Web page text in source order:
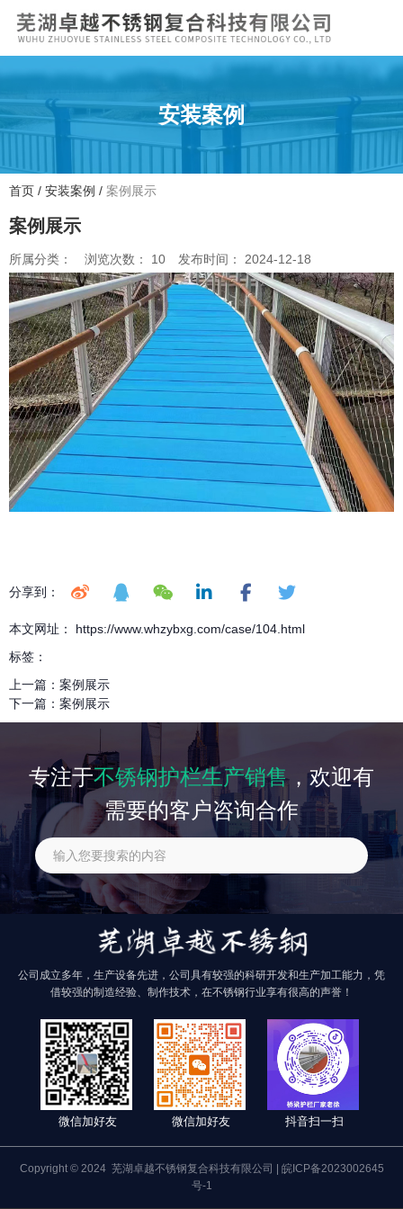
安装案例
首页 / 安装案例 / 案例展示
案例展示
所属分类： 浏览次数： 10 发布时间： 2024-12-18
分享到：
本文网址： https://www.whzybxg.com/case/104.html
标签：
上一篇： 案例展示
下一篇： 案例展示
专注于不锈钢护栏生产销售，欢迎有
需要的客户咨询合作
公司成立多年，生产设备先进，公司具有较强的科研开发和生产加工能力，凭
借较强的制造经验、制作技术，在不锈钢行业享有很高的声誉！
微信加好友 微信加好友 抖音扫一扫
Copyright © 2024 芜湖卓越不锈钢复合科技有限公司 | 皖ICP备2023002645
号-1